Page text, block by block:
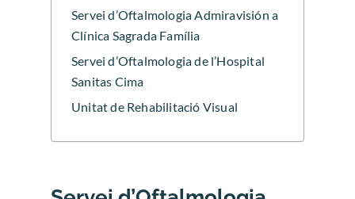
Servei d’Oftalmologia Admiravisión a
Clínica Sagrada Família
Servei d’Oftalmologia de l’Hospital
Sanitas Cima
Unitat de Rehabilitació Visual